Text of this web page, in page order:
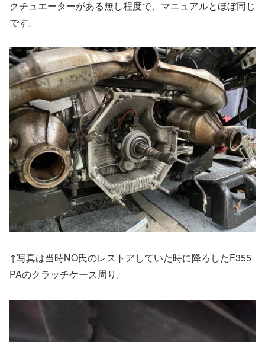
クチュエーターがある無し程度で、マニュアルとほぼ同じ
です。
↑写真は当時NO氏のレストアしていた時に降ろしたF355
PAのクラッチケース周り。